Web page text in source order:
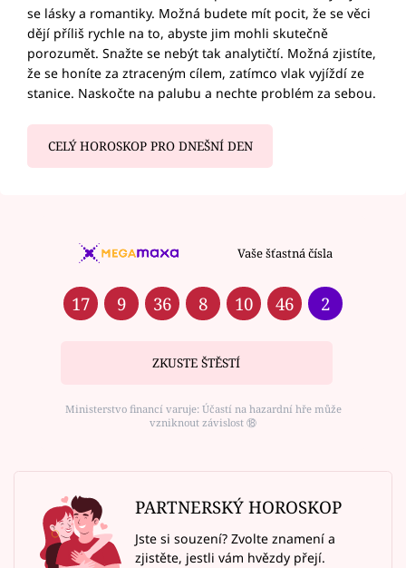
se lásky a romantiky. Možná budete mít pocit, že se věci
dějí příliš rychle na to, abyste jim mohli skutečně
porozumět. Snažte se nebýt tak analytičtí. Možná zjistíte,
že se honíte za ztraceným cílem, zatímco vlak vyjíždí ze
stanice. Naskočte na palubu a nechte problém za sebou.
CELÝ HOROSKOP PRO DNEŠNÍ DEN
Vaše šťastná čísla
17 9 36 8 10 46 2
ZKUSTE ŠTĚSTÍ
Ministerstvo financí varuje: Účastí na hazardní hře může
vzniknout závislost ⑱
PARTNERSKÝ HOROSKOP
Jste si souzení? Zvolte znamení a
zjistěte, jestli vám hvězdy přejí.